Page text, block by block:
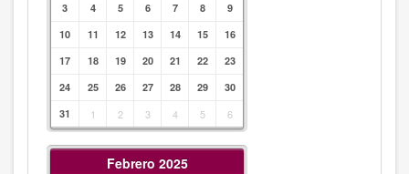
3
4 5 6 7 8
9
10
11 12 13 14 15
16
17
18 19 20 21 22
23
24
25 26 27 28 29
30
31
1 2 3 4 5 6
Febrero 2025